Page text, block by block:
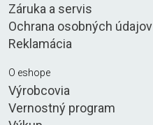
Záruka a servis
Ochrana osobných údajov
Reklamácia
O eshope
Výrobcovia
Vernostný program